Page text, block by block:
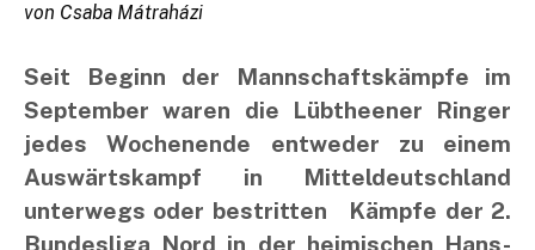
von Csaba Mátraházi
Seit Beginn der Mannschaftskämpfe im
September waren die Lübtheener Ringer
jedes Wochenende entweder zu einem
Auswärtskampf in Mitteldeutschland
unterwegs oder bestritten Kämpfe der 2.
Bundesliga Nord in der heimischen Hans-